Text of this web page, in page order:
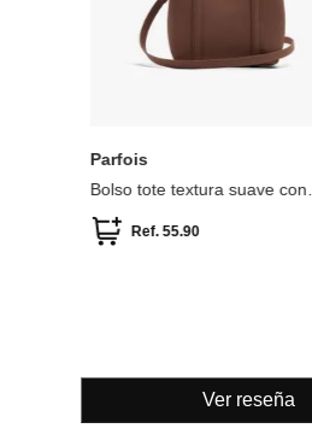
Parfois
Bolso tote textura suave con
Ref. 55.90
Ver reseña